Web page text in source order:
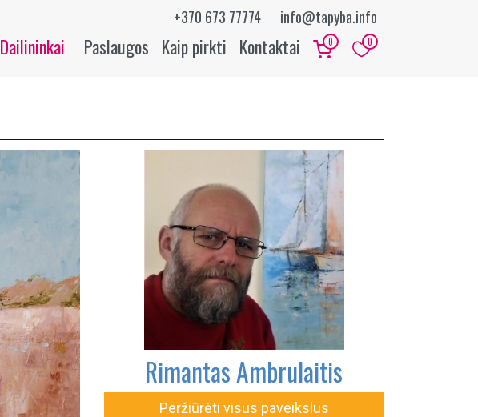
+370 673 77774 info@tapyba.info
Dailininkai Paslaugos Kaip pirkti Kontaktai 0 0
Rimantas Ambrulaitis
Peržiūrėti visus paveikslus